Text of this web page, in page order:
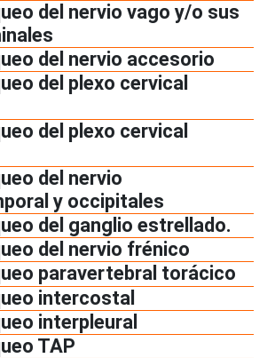
del nervio vago y/o sus
del nervio accesorio
del plexo cervical
del plexo cervical
del nervio
y occipitales
del ganglio estrellado.
del nervio frénico
paravertebral torácico
intercostal
interpleural
TAP